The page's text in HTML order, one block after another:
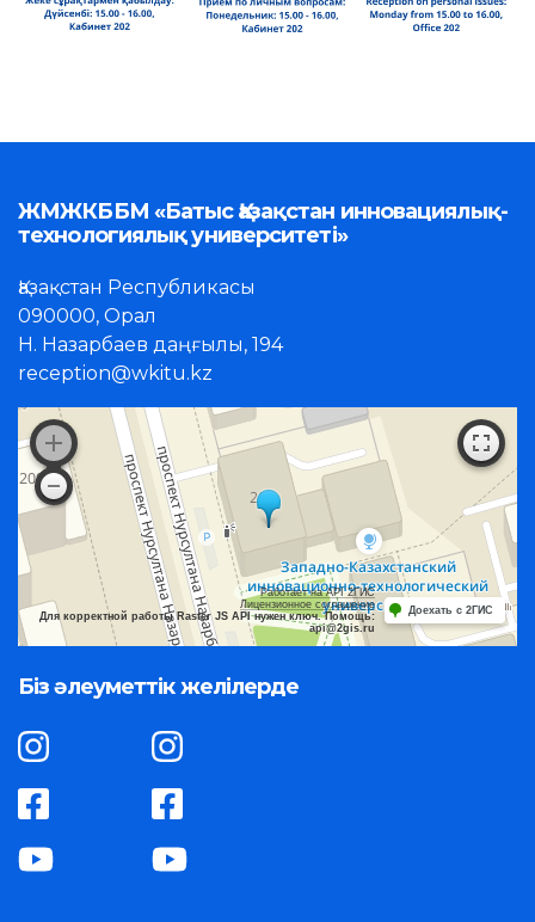
ЖМЖКББМ «Батыс Қазақстан инновациялық-
технологиялық университеті»
Қазақстан Республикасы
090000, Орал
Н. Назарбаев даңғылы, 194
reception@wkitu.kz
Работает на API 2ГИС
Лицензионное соглашение
Для корректной работы Raster JS API нужен ключ. Помощь:
api@2gis.ru
Доехать с 2ГИС
Біз әлеуметтік желілерде